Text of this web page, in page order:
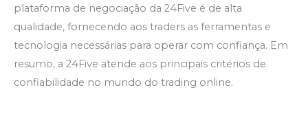
plataforma de negociação da 24Five é de alta
qualidade, fornecendo aos traders as ferramentas e
tecnologia necessárias para operar com confiança. Em
resumo, a 24Five atende aos principais critérios de
confiabilidade no mundo do trading online.